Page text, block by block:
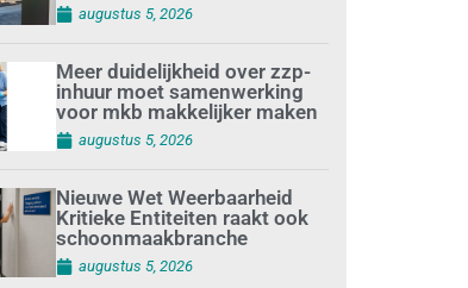
augustus 5, 2026
Meer duidelijkheid over zzp-
inhuur moet samenwerking
voor mkb makkelijker maken
augustus 5, 2026
Nieuwe Wet Weerbaarheid
Kritieke Entiteiten raakt ook
schoonmaakbranche
augustus 5, 2026